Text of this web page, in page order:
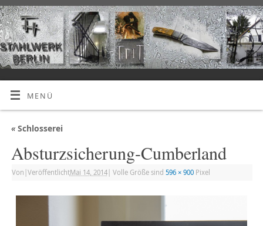
MENÜ
«Schlosserei
Absturzsicherung-Cumberland
Von |VeröffentlichtMai 14, 2014| Volle Größe sind 596 × 900Pixel